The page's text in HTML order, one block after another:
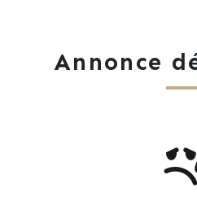
Annonce